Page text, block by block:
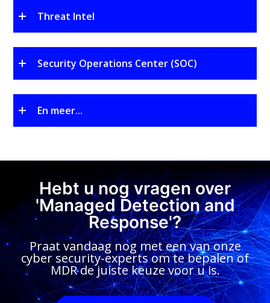
Threat Intel
Security Operations Center (SOC)
En meer...
Hebt u nog vragen over
'Managed Detection and
Response'?
Praat vandaag nog met een van onze
cyber security-experts om te bepalen of
MDR de juiste keuze voor u is.